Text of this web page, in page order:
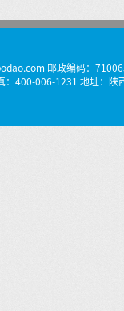
邮政编码：
400-006-1231 地址：陕